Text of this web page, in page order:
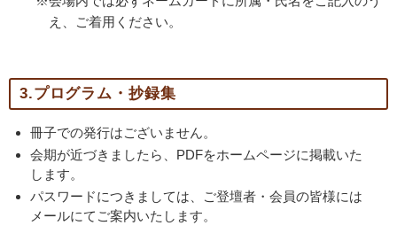
え、ご着用ください。
3.プログラム・抄録集
冊子での発行はございません。
会期が近づきましたら、PDFをホームページに掲載いた
します。
パスワードにつきましては、ご登壇者・会員の皆様には
メールにてご案内いたします。